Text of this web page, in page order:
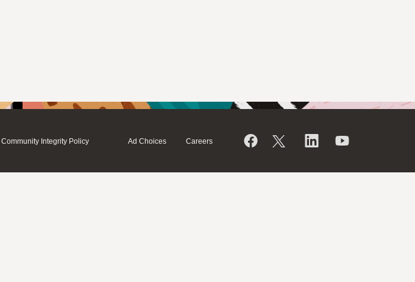
Community Integrity Policy Ad Choices Careers